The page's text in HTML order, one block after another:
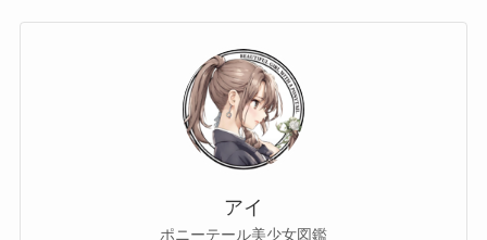
アイ
ポニーテール美少女図鑑